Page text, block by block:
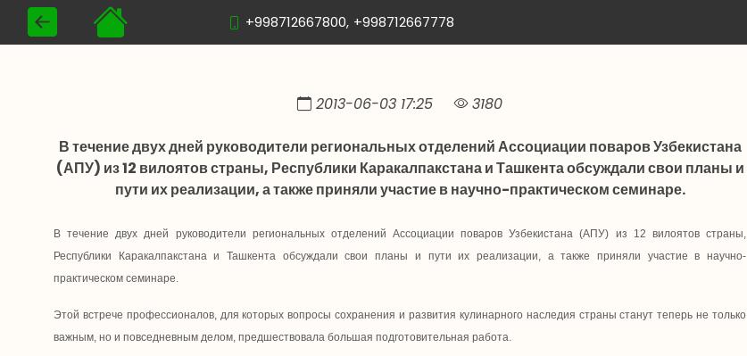
+998712667800, +998712667778
2013-06-03 17:25 3180
В течение двух дней руководители региональных отделений Ассоциации поваров Узбекистана
(АПУ) из 12 вилоятов страны, Республики Каракалпакстана и Ташкента обсуждали свои планы и
пути их реализации, а также приняли участие в научно-практическом семинаре.
В течение двух дней руководители региональных отделений Ассоциации поваров Узбекистана (АПУ) из 12 вилоятов страны,
Республики Каракалпакстана и Ташкента обсуждали свои планы и пути их реализации, а также приняли участие в научно-
практическом семинаре.
Этой встрече профессионалов, для которых вопросы сохранения и развития кулинарного наследия страны станут теперь не только
важным, но и повседневным делом, предшествовала большая подготовительная работа.